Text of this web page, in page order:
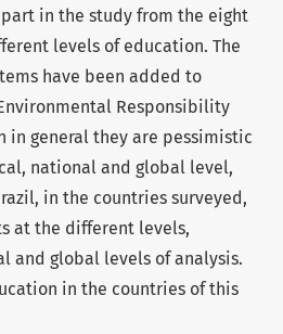
in the study from the eight
levels of education. The
have been added to
Responsibility
in general they are pessimistic
national and global level,
in the countries surveyed,
at the different levels,
and global levels of analysis.
in the countries of this